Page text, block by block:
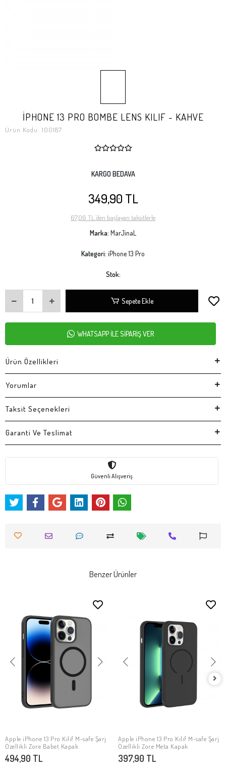
İPHONE 13 PRO BOMBE LENS KILIF - KAHVE
Ürün Kodu: 100187
KARGO BEDAVA
349,90 TL
67,06 TL 'den başlayan taksitlerle
Marka: MarJinaL
Kategori: iPhone 13 Pro
Stok:
Sepete Ekle
WHATSAPP İLE SİPARİŞ VER
Ürün Özellikleri
Yorumlar
Taksit Seçenekleri
Garanti Ve Teslimat
Güvenli Alışveriş
Benzer Ürünler
SEPETE EKLE
Apple iPhone 13 Pro Kılıf M-safe Şarj
Özellikli Zore Babet Kapak
494,90 TL
SEPETE EKLE
Apple iPhone 13 Pro Kılıf M-safe Şarj
Özellikli Zore Meta Kapak
397,90 TL